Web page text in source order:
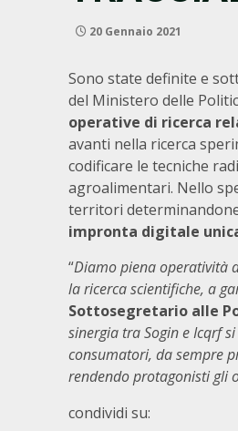
20 Gennaio 2021
Sono state definite e
del Ministero delle
operative di ricerca
avanti nella ricerca
codificare le tecniche
agroalimentari. Nello
territori
impronta digitale
“Diamo piena operatività
la ricerca scientifiche, a
Sottosegretario alle
sinergia tra Sogin e Icqrf
consumatori, da sempre
rendendo protagonisti gli
condividi su: